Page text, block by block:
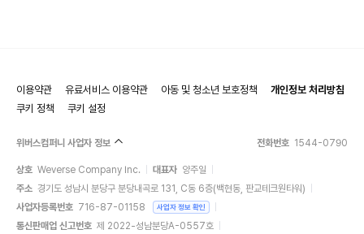
이용약관 유료서비스 이용약관 아동 및 청소년 보호정책
개인정보 처리방침
쿠키 정책
쿠키 설정
위버스컴퍼니 사업자 정보 전화번호 1544-0790
상호 Weverse Company Inc. 대표자 양주일
주소 경기도 성남시 분당구 분당내곡로 131, C동 6층(백현동, 판교테크원타워)
사업자등록번호 716-87-01158 사업자 정보 확인
통신판매업 신고번호 제 2022-성남분당A-0557호